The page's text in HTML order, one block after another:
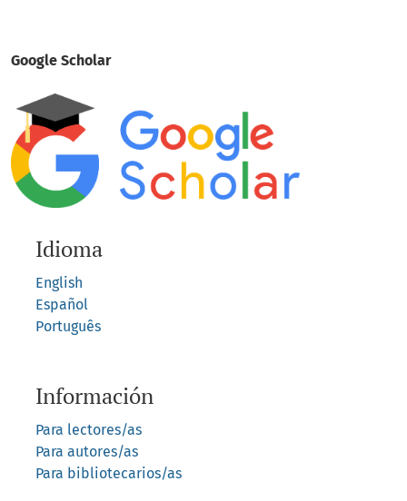
Google Scholar
Idioma
English
Español
Português
Información
Para lectores/as
Para autores/as
Para bibliotecarios/as